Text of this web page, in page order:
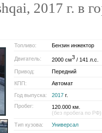
2017 г. в
Топливо: Бензин инжектор
Двигатель: 2000 см3 / 141 л.с.
Привод:
Передний
КПП:
Автомат
Год выпуска:
2017 г.
Пробег:
120.000 км.
(без пробега по РФ)
Тип кузова:
Универсал